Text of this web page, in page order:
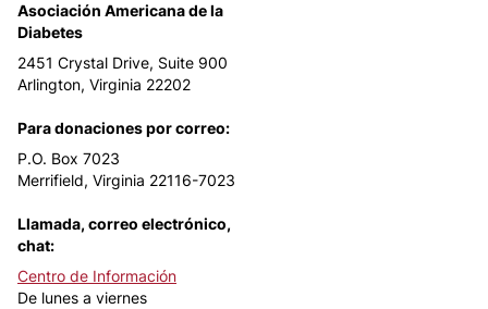
Asociación Americana de la
Diabetes
2451 Crystal Drive, Suite 900
Arlington, Virginia 22202
Para donaciones por correo:
P.O. Box 7023
Merrifield, Virginia 22116-7023
Llamada, correo electrónico,
chat:
Centro de Información
De lunes a viernes